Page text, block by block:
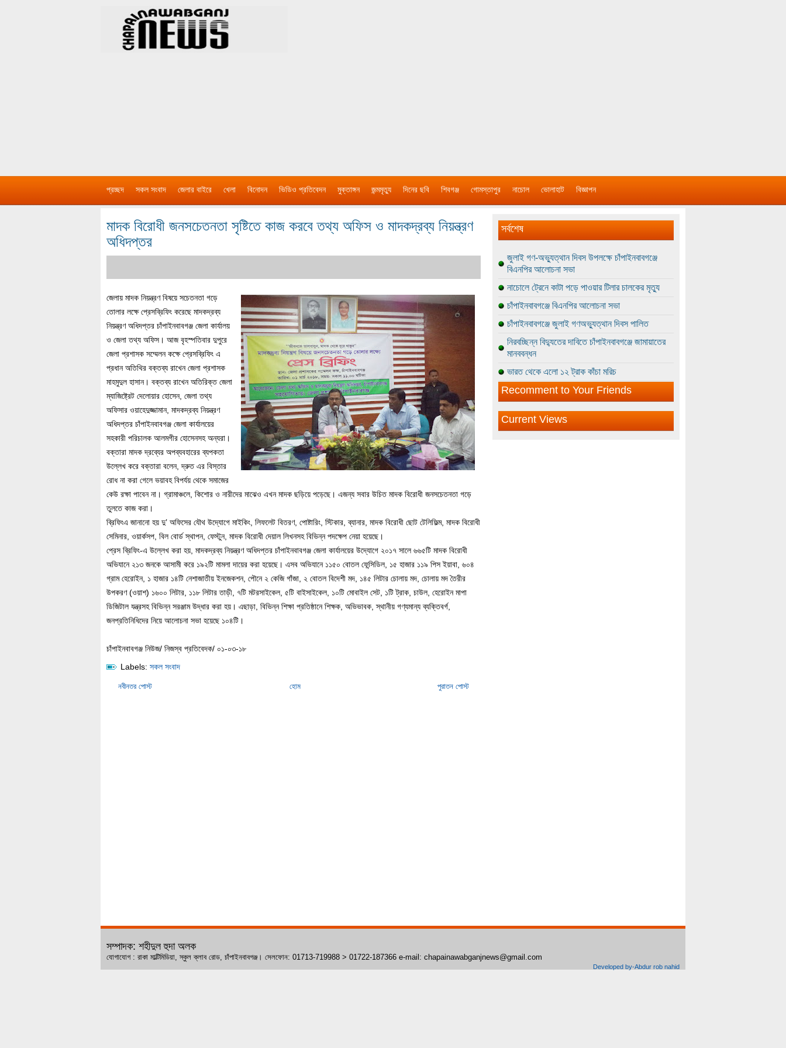
প্রচ্ছদ সকল সংবাদ জেলার বাইরে খেলা বিনোদন ভিডিও প্রতিবেদন মুক্তাঙ্গন জন্মমৃত্যু দিনের ছবি শিবগঞ্জ গোমস্তাপুর নাচোল ভোলাহাট বিজ্ঞাপন
মাদক বিরোধী জনসচেতনতা সৃষ্টিতে কাজ করবে তথ্য অফিস ও মাদকদ্রব্য নিয়ন্ত্রণ
অধিদপ্তর
জেলায় মাদক নিয়ন্ত্রণ বিষয়ে সচেতনতা গড়ে
তোলার লক্ষে প্রেসব্রিফিং করেছে মাদকদ্রব্য
নিয়ন্ত্রণ অধিদপ্তর চাঁপাইনবাবগঞ্জ জেলা কার্যালয়
ও জেলা তথ্য অফিস। আজ বৃহস্পতিবার দুপুরে
জেলা প্রশাসক সম্মেলন কক্ষে প্রেসব্রিফিং এ
প্রধান অতিথির বক্তব্য রাখেন জেলা প্রশাসক
মাহমুদুল হাসান। বক্তব্য রাখেন অতিরিক্ত জেলা
ম্যাজিষ্ট্রেট দেলোয়ার হোসেন, জেলা তথ্য
অফিসার ওয়াহেদুজ্জামান, মাদকদ্রব্য নিয়ন্ত্রণ
অধিদপ্তর চাঁপাইনবাবগঞ্জ জেলা কার্যালয়ের
সহকারী পরিচালক আলমগীর হোসেনসহ অন্যরা।
বক্তারা মাদক দ্রব্যের অপব্যবহারের ব্যপকতা
উল্লেখ করে বক্তারা বলেন, দ্রুত এর বিস্তার
রোধ না করা গেলে ভয়াবহ বিপর্যয় থেকে সমাজের
কেউ রক্ষা পাবেন না। গ্রামাঞ্চলে, কিশোর ও নারীদের মাঝেও এখন মাদক ছড়িয়ে পড়েছে। এজন্য সবার উচিত মাদক বিরোধী জনসচেতনতা গড়ে
তুলতে কাজ করা।
ব্রিফিংএ জানানো হয় দু’ অফিসের যৌথ উদ্যোগে মাইকিং, লিফলেট বিতরণ, পোষ্টারিং, স্টিকার, ব্যানার, মাদক বিরোধী ছোট টেলিফিল্ম, মাদক বিরোধী
সেমিনার, ওয়ার্কসপ, বিল বোর্ড স্থাপন, ফেস্টুন, মাদক বিরোধী দেয়াল লিখনসহ বিভিন্ন পদক্ষেপ নেয়া হয়েছে।
প্রেস ব্রিফিং-এ উল্লেখ করা হয়, মাদকদ্রব্য নিয়ন্ত্রণ অধিদপ্তর চাঁপাইনবাবগঞ্জ জেলা কার্যালয়ের উদ্যোগে ২০১৭ সালে ৬৬৫টি মাদক বিরোধী
অভিযানে ২১৩ জনকে আসামী করে ১৯২টি মামলা দায়ের করা হয়েছে। এসব অভিযানে ১১৫০ বোতল ফেন্সিডিল, ১৫ হাজার ১১৯ পিস ইয়াবা, ৬০৪
গ্রাম হেরোইন, ১ হাজার ১৪টি নেশাজাতীয় ইনজেকশন, পৌনে ২ কেজি গাঁজা, ২ বোতল বিদেশী মদ, ১৪৫ লিটার চোলায় মদ, চোলায় মদ তৈরীর
উপকরণ (ওয়াশ) ১৬০০ লিটার, ১১৮ লিটার তাড়ী, ৭টি মটরসাইকেল, ৫টি বাইসাইকেল, ১০টি মোবাইল সেট, ১টি ট্রাক, চাউল, হেরোইন মাপা
ডিজিটাল যন্ত্রসহ বিভিন্ন সরঞ্জাম উদ্ধার করা হয়। এছাড়া, বিভিন্ন শিক্ষা প্রতিষ্ঠানে শিক্ষক, অভিভাবক, স্থানীয় গণ্যমান্য ব্যক্তিবর্গ,
জনপ্রতিনিধিদের নিয়ে আলোচনা সভা হয়েছে ১০৪টি।
চাঁপাইনবাবগঞ্জ নিউজ/ নিজস্ব প্রতিবেদক/ ০১-০৩-১৮
Labels: সকল সংবাদ
নবীনতর পোস্ট পুরাতন পোস্ট
হোম
সর্বশেষ
জুলাই গণ-অভ্যুত্থান দিবস উপলক্ষে চাঁপাইনবাবগঞ্জে
বিএনপির আলোচনা সভা
নাচোলে ট্রেনে কাটা পড়ে পাওয়ার টিলার চালকের মৃত্যু
চাঁপাইনবাবগঞ্জে বিএনপির আলোচনা সভা
চাঁপাইনবাবগঞ্জে জুলাই গণঅভ্যুত্থান দিবস পালিত
নিরবচ্ছিন্ন বিদ্যুতের দাবিতে চাঁপাইনবাবগঞ্জে জামায়াতের
মানববন্ধন
ভারত থেকে এলো ১২ ট্রাক কাঁচা মরিচ
Recomment to Your Friends
Current Views
সম্পাদক: শহীদুল হুদা অলক
যোগাযোগ : রাকা মাল্টিমিডিয়া, স্কুল ক্লাব রোড, চাঁপাইনবাবগঞ্জ। সেলফোন: 01713-719988 > 01722-187366 e-mail: chapainawabganjnews@gmail.com
Developed by-Abdur rob nahid